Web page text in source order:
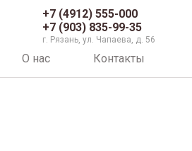
+7 (4912) 555-000
+7 (903) 835-99-35
г. Рязань, ул. Чапаева, д. 56
О нас Контакты